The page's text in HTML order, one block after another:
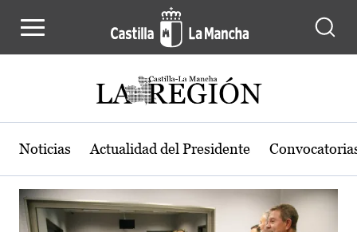
Actualidad de la región de Castilla-
Noticias Actualidad del Presidente